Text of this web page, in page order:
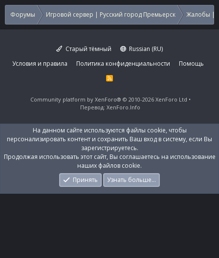
Форумы Игровой сервер | Русский город Премьерск Жалобы |
Старый тёмный
Russian (RU)
Условия и правила
Политика конфиденциальности Помощь
R
Community platform by XenForo® © 2010-2026 XenForo Ltd
Перевод: XenForo.Info
На данном сайте используются файлы cookie, чтобы
персонализировать контент и сохранить Ваш вход в систему, если Вы
зарегистрируетесь.
Продолжая использовать этот сайт, Вы соглашаетесь на использование
наших файлов cookie.
Принять
Узнать больше…